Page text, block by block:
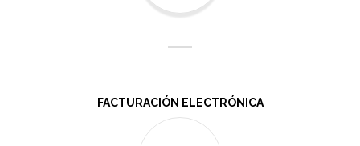
FACTURACIÓN ELECTRÓNICA